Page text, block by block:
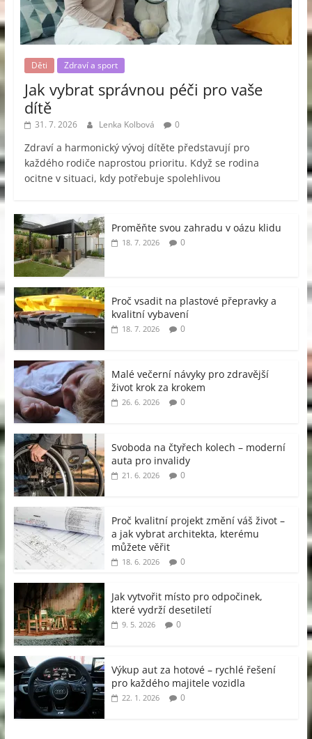
Děti Zdraví a sport
Jak vybrat správnou péči pro vaše
dítě
31. 7. 2026 Lenka Kolbová 0
Zdraví a harmonický vývoj dítěte představují pro
každého rodiče naprostou prioritu. Když se rodina
ocitne v situaci, kdy potřebuje spolehlivou
Proměňte svou zahradu v oázu klidu
18. 7. 2026 0
Proč vsadit na plastové přepravky a
kvalitní vybavení
18. 7. 2026 0
Malé večerní návyky pro zdravější
život krok za krokem
26. 6. 2026 0
Svoboda na čtyřech kolech – moderní
auta pro invalidy
21. 6. 2026 0
Proč kvalitní projekt změní váš život –
a jak vybrat architekta, kterému
můžete věřit
18. 6. 2026 0
Jak vytvořit místo pro odpočinek,
které vydrží desetiletí
9. 5. 2026 0
Výkup aut za hotové – rychlé řešení
pro každého majitele vozidla
22. 1. 2026 0